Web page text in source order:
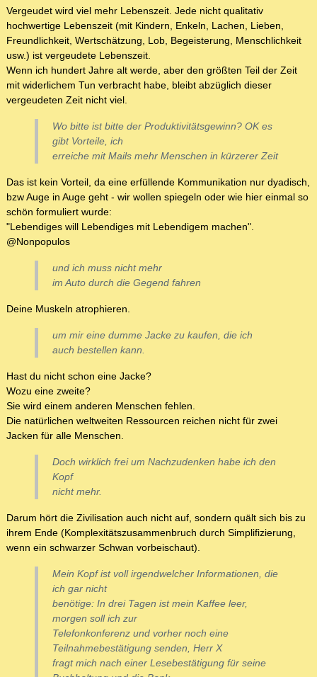
Vergeudet wird viel mehr Lebenszeit. Jede nicht qualitativ
hochwertige Lebenszeit (mit Kindern, Enkeln, Lachen, Lieben,
Freundlichkeit, Wertschätzung, Lob, Begeisterung, Menschlichkeit
usw.) ist vergeudete Lebenszeit.
Wenn ich hundert Jahre alt werde, aber den größten Teil der Zeit
mit widerlichem Tun verbracht habe, bleibt abzüglich dieser
vergeudeten Zeit nicht viel.
Wo bitte ist bitte der Produktivitätsgewinn? OK es
gibt Vorteile, ich
erreiche mit Mails mehr Menschen in kürzerer Zeit
Das ist kein Vorteil, da eine erfüllende Kommunikation nur dyadisch,
bzw Auge in Auge geht - wir wollen spiegeln oder wie hier einmal so
schön formuliert wurde:
"Lebendiges will Lebendiges mit Lebendigem machen".
@Nonpopulos
und ich muss nicht mehr
im Auto durch die Gegend fahren
Deine Muskeln atrophieren.
um mir eine dumme Jacke zu kaufen, die ich
auch bestellen kann.
Hast du nicht schon eine Jacke?
Wozu eine zweite?
Sie wird einem anderen Menschen fehlen.
Die natürlichen weltweiten Ressourcen reichen nicht für zwei
Jacken für alle Menschen.
Doch wirklich frei um Nachzudenken habe ich den
Kopf
nicht mehr.
Darum hört die Zivilisation auch nicht auf, sondern quält sich bis zu
ihrem Ende (Komplexitätszusammenbruch durch Simplifizierung,
wenn ein schwarzer Schwan vorbeischaut).
Mein Kopf ist voll irgendwelcher Informationen, die
ich gar nicht
benötige: In drei Tagen ist mein Kaffee leer,
morgen soll ich zur
Telefonkonferenz und vorher noch eine
Teilnahmebestätigung senden, Herr X
fragt mich nach einer Lesebestätigung für seine